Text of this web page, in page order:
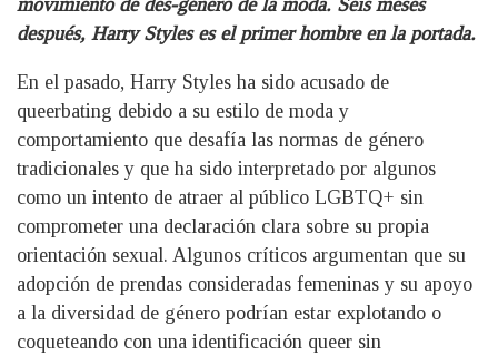
movimiento de des-género de la moda. Seis meses
después, Harry Styles es el primer hombre en la portada.
En el pasado, Harry Styles ha sido acusado de
queerbating debido a su estilo de moda y
comportamiento que desafía las normas de género
tradicionales y que ha sido interpretado por algunos
como un intento de atraer al público LGBTQ+ sin
comprometer una declaración clara sobre su propia
orientación sexual. Algunos críticos argumentan que su
adopción de prendas consideradas femeninas y su apoyo
a la diversidad de género podrían estar explotando o
coqueteando con una identificación queer sin